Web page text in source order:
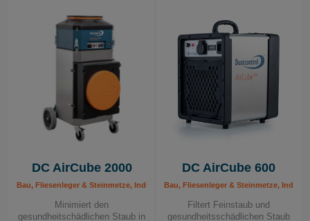
DC AirCube 2000
Bau, Fliesenleger & Steinmetze, Industrie, Luftreiniger, Maler & Lackierer,
Minimiert den
gesundheitschädlichen Staub in
DC AirCube 600
Bau, Fliesenleger & Steinmetze,
Filtert Feinstaub und
gesundheitsschädlichen Staub